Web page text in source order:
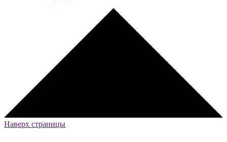
Наверх страницы